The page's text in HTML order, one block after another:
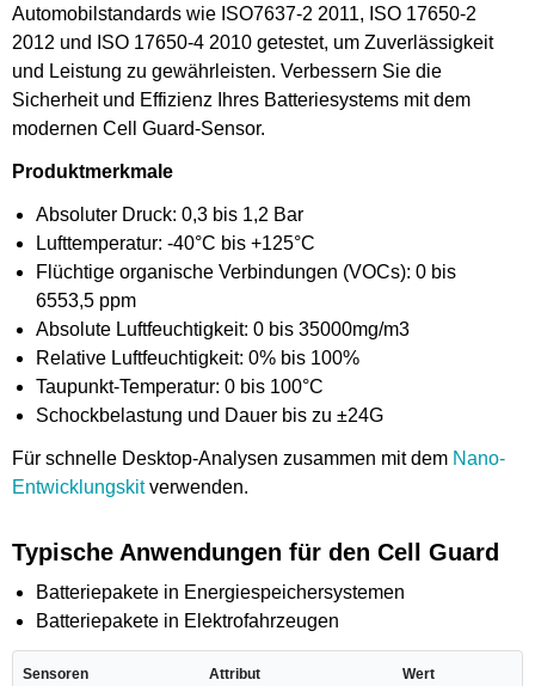
Automobilstandards wie ISO7637-2 2011, ISO 17650-2
2012 und ISO 17650-4 2010 getestet, um Zuverlässigkeit
und Leistung zu gewährleisten. Verbessern Sie die
Sicherheit und Effizienz Ihres Batteriesystems mit dem
modernen Cell Guard-Sensor.
Produktmerkmale
Absoluter Druck: 0,3 bis 1,2 Bar
Lufttemperatur: -40°C bis +125°C
Flüchtige organische Verbindungen (VOCs): 0 bis
6553,5 ppm
Absolute Luftfeuchtigkeit: 0 bis 35000mg/m3
Relative Luftfeuchtigkeit: 0% bis 100%
Taupunkt-Temperatur: 0 bis 100°C
Schockbelastung und Dauer bis zu ±24G
Für schnelle Desktop-Analysen zusammen mit dem Nano-
Entwicklungskitverwenden.
Typische Anwendungen für den Cell Guard
Batteriepakete in Energiespeichersystemen
Batteriepakete in Elektrofahrzeugen
Sensoren Attribut Wert